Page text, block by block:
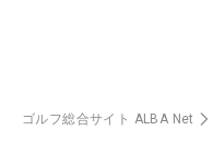
ゴルフ総合サイト ALBA Net